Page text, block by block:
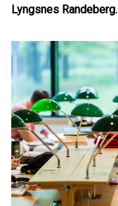
Lyngsnes Randeberg.